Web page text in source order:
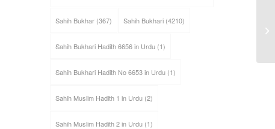
Sahih Bukhar(367) Sahih Bukhari(4210)
Sahih Bukhari Hadith 6656 in Urdu(1)
Sahih Bukhari Hadith No 6653 in Urdu(1)
Sahih Muslim Hadith 1 in Urdu(2)
Sahih Muslim Hadith 2 in Urdu(1)